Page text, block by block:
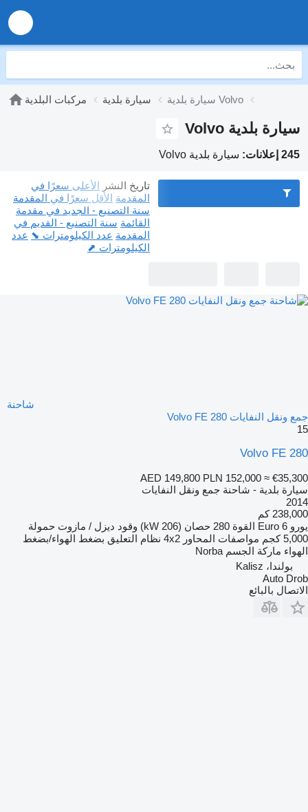
مركبات البلدية سيارة بلدية سيارة بلدية Volvo
سيارة بلدية Volvo
245 إعلانات: سيارة بلدية Volvo
تاريخ النشر الأعلى سعرًا في
المقدمة الأقل سعرًا في المقدمة
سنة التصنيع - الجديد في مقدمة
القائمة سنة التصنيع - القديم في
المقدمة عدد الكيلومترات ⬊ عدد
الكيلومترات ⬈
شاحنة
جمع ونقل النفايات Volvo FE 280
15
Volvo FE 280
AED 149,800 PLN 152,000 ≈ €35,300
سيارة بلدية - شاحنة جمع ونقل النفايات
2014
238,000 كم
يورو Euro 6 القوة 280 حصان (206 kW) وقود ديزل / مازوت حمولة
5,000 كجم
مواصفات المحاور 4x2 نظام التعليق بضغط الهواء/بضغط
الهواء ماركة الجسم Norba
بولندا، Kalisz
Auto Drob
الاتصال بالبائع